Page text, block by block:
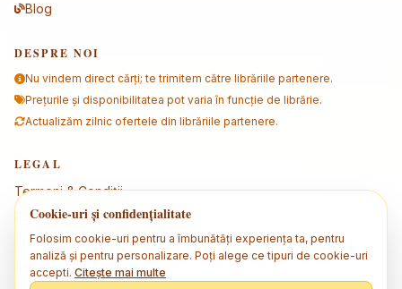
Blog
DESPRE NOI
Nu vindem direct cărți; te trimitem către librăriile partenere.
Prețurile și disponibilitatea pot varia în funcție de librărie.
Actualizăm zilnic ofertele din librăriile partenere.
LEGAL
Termeni & Condiții
Politica de confidențialitate
Politica de cookies
Cookie-uri și confidențialitate
Folosim cookie-uri pentru a îmbunătăți experiența ta, pentru
analiză și pentru personalizare. Poți alege ce tipuri de cookie-uri
accepti. Citește mai multe